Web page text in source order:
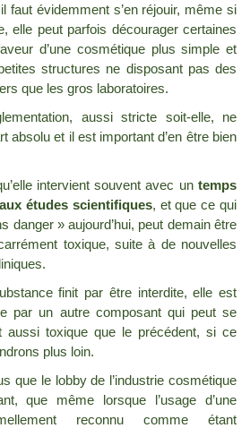
faut évidemment s’en réjouir, même si
elle peut parfois décourager certaines
d’une cosmétique plus simple et
structures ne disposant pas des
que les gros laboratoires.
aussi stricte soit-elle, ne
absolu et il est important d’en être bien
intervient souvent avec untemps
études scientifiques, et que ce qui
danger » aujourd’hui, peut demain être
toxique, suite à de nouvelles
finit par être interdite, elle est
par un autre composant qui peut se
aussi toxique que le précédent, si ce
plus loin.
que le lobby de l’industrie cosmétique
que même lorsque l’usage d’une
reconnu comme étant